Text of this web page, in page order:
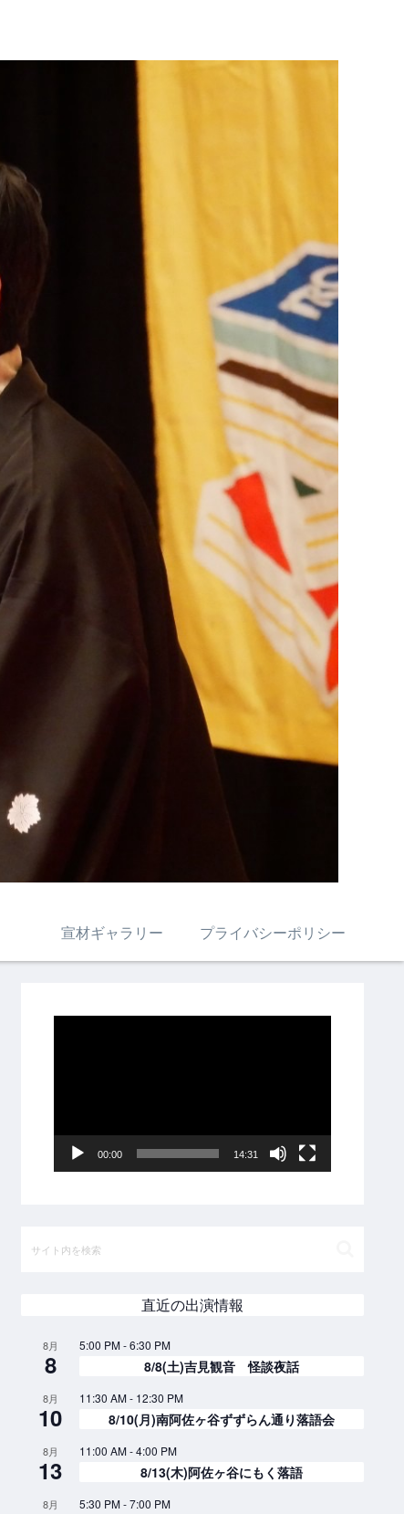
宣材ギャラリー プライバシーポリシー
ヤ
00:00 14:31
直近の出演情報
8月
8
5:00 PM-6:30 PM
8/8(土)吉見観音 怪談夜話
8月
10
11:30 AM- 12:30 PM
8/10(月)南阿佐ヶ谷ずずらん通り落語会
8月
13
11:00 AM-4:00 PM
8/13(木)阿佐ヶ谷にもく落語
8月 5:30 PM-7:00 PM